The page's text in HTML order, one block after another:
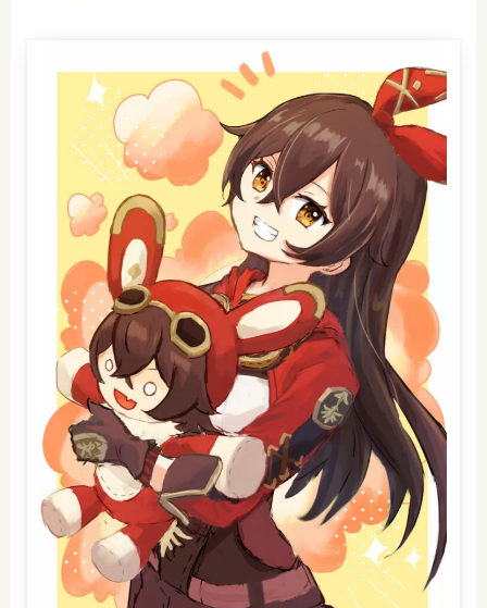
原神全キャラ描くぞ 12
原神グッズ情報 原神プレイ日記
原神全キャラ描くぞ クリエイター志